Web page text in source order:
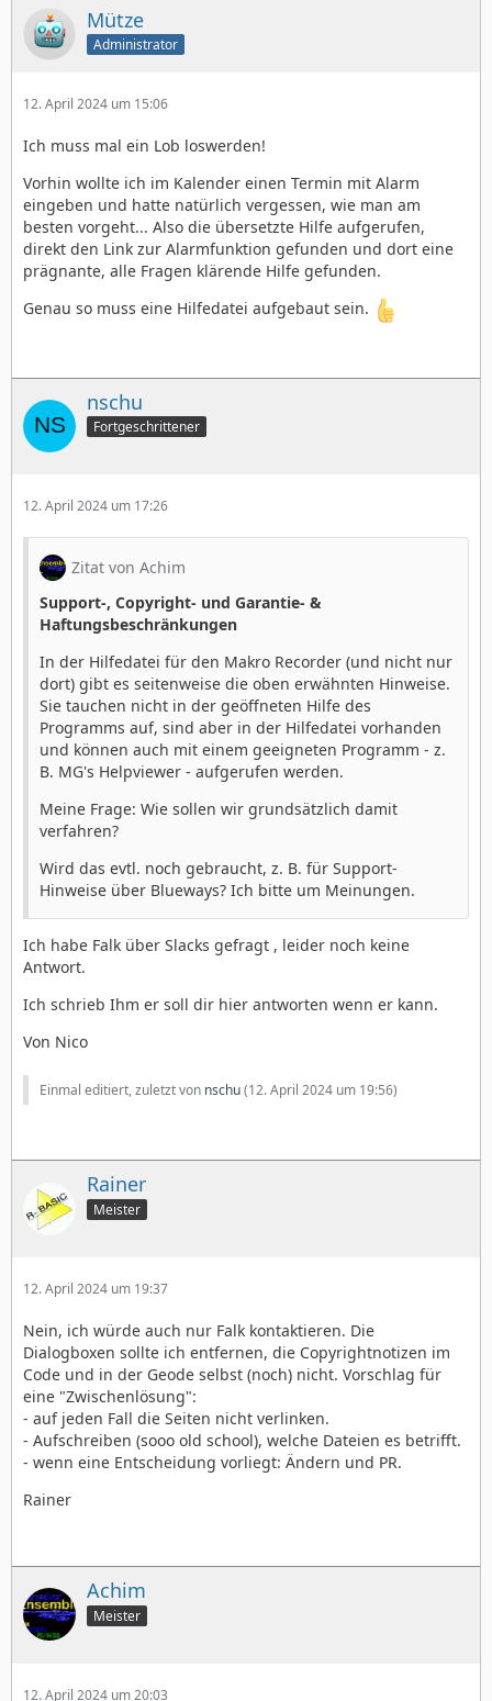
prefmgr <-> Voreinstellungen
poker <---> Poker (Kartenspiel)
pyramid <-> Pyramide
scrapbk <-> Sammelalbum
Kultklasiker)
spool <-> Dialogboxen Drucken
spreedsh <-> GeoCalc
text <-> Text-Dialogboxen
ui <-> Weitere Dialogboxen ISUI
writer <-> GeoWrite
Mütze
Administrator
12. April 2024 um 15:06
Ich muss mal ein Lob loswerden!
Vorhin wollte ich im Kalender einen Termin mit Alarm
eingeben und hatte natürlich vergessen, wie man am
besten vorgeht... Also die übersetzte Hilfe aufgerufen,
direkt den Link zur Alarmfunktion gefunden und dort eine
prägnante, alle Fragen klärende Hilfe gefunden.
Genau so muss eine Hilfedatei aufgebaut sein.
nschu
Fortgeschrittener
12. April 2024 um 17:26
Zitat von Achim
Support-, Copyright- und Garantie- &
Haftungsbeschränkungen
In der Hilfedatei für den Makro Recorder (und nicht nur
dort) gibt es seitenweise die oben erwähnten Hinweise.
Sie tauchen nicht in der geöffneten Hilfe des
Programms auf, sind aber in der Hilfedatei vorhanden
und können auch mit einem geeigneten Programm - z.
B. MG's Helpviewer - aufgerufen werden.
Meine Frage: Wie sollen wir grundsätzlich damit
verfahren?
Wird das evtl. noch gebraucht, z. B. für Support-
Hinweise über Blueways? Ich bitte um Meinungen.
Ich habe Falk über Slacks gefragt , leider noch keine
Antwort.
Ich schrieb Ihm er soll dir hier antworten wenn er kann.
Von Nico
Einmal editiert, zuletzt von nschu(12. April 2024 um 19:56)
Rainer
Meister
12. April 2024 um 19:37
Nein, ich würde auch nur Falk kontaktieren. Die
Dialogboxen sollte ich entfernen, die Copyrightnotizen im
Code und in der Geode selbst (noch) nicht. Vorschlag für
eine "Zwischenlösung":
- auf jeden Fall die Seiten nicht verlinken.
- Aufschreiben (sooo old school), welche Dateien es betrifft.
- wenn eine Entscheidung vorliegt: Ändern und PR.
Rainer
Achim
Meister
12. April 2024 um 20:03